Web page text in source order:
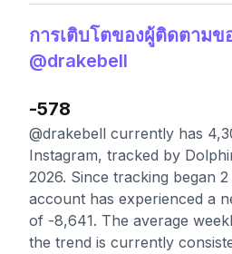
การเติบโตของผู้ติดตามข
@drakebell
-578
@drakebell currently has
Instagram, tracked by
2026. Since tracking began
account has experienced a
of -8,641. The average
the trend is currently